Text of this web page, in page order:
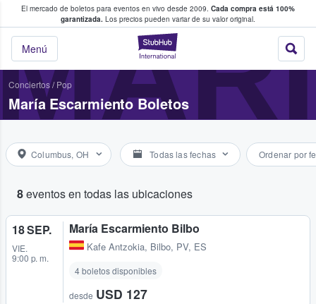
El mercado de boletos para eventos en vivo desde 2009. Cada compra está 100%
garantizada. Los precios pueden variar de su valor original.
StubHub: donde
Menú
fans compran y venden boletos
Conciertos/ Pop
María Escarmiento Boletos
Columbus, OH Todas las fechas Ordenar por
8eventos en todas las ubicaciones
18 SEP.
VIE.
9:00 p. m.
María Escarmiento Bilbo
Kafe Antzokia, Bilbo, PV, ES
4 boletos disponibles
desde USD 127